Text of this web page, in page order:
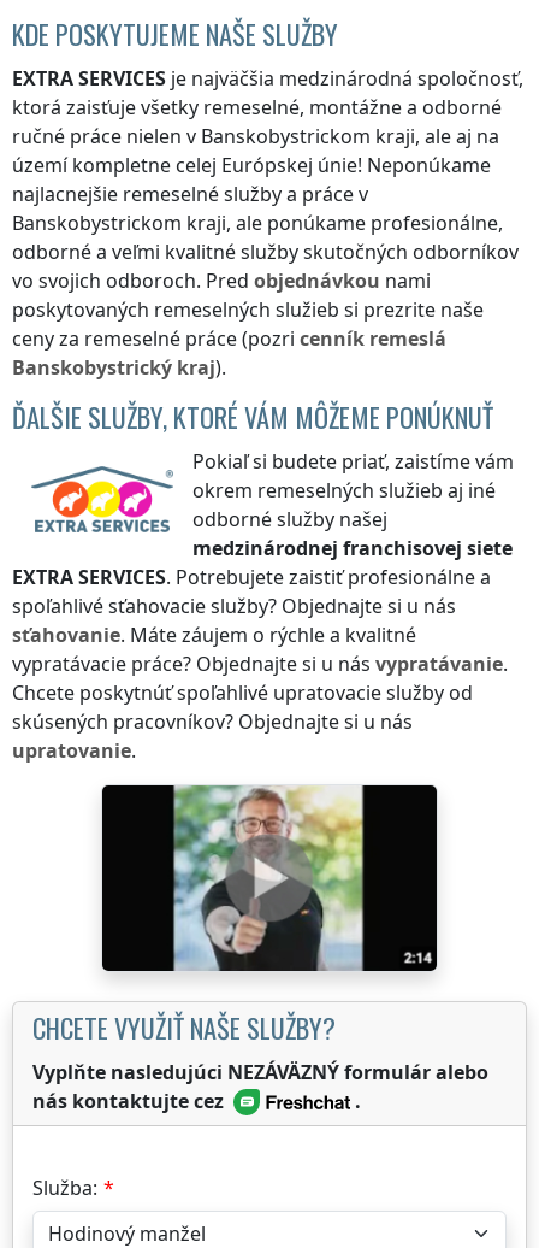
KDE POSKYTUJEME NAŠE SLUŽBY
EXTRA SERVICES je najväčšia medzinárodná spoločnosť,
ktorá zaisťuje všetky remeselné, montážne a odborné
ručné práce nielen v Banskobystrickom kraji, ale aj na
území kompletne celej Európskej únie! Neponúkame
najlacnejšie remeselné služby a prácev
Banskobystrickom kraji, ale ponúkame profesionálne,
odborné a veľmi kvalitné služby skutočných odborníkov
vo svojich odboroch. Pred objednávkou nami
poskytovaných remeselných služieb si prezrite naše
ceny za remeselné práce (pozri cenník remeslá
Banskobystrický kraj).
ĎALŠIE SLUŽBY, KTORÉ VÁM MÔŽEME PONÚKNUŤ
Pokiaľ si budete priať, zaistíme vám
okrem remeselných služieb aj iné
odborné služby našej
medzinárodnej franchisovej siete
EXTRA SERVICES. Potrebujete zaistiť profesionálne a
spoľahlivé sťahovacie služby? Objednajte si u nás
sťahovanie. Máte záujem o rýchle a kvalitné
vypratávacie práce? Objednajte si u nás vypratávanie.
Chcete poskytnúť spoľahlivé upratovacie služby od
skúsených pracovníkov? Objednajte si u nás
upratovanie.
CHCETE VYUŽIŤ NAŠE SLUŽBY?
Vyplňte nasledujúci NEZÁVÄZNÝ formulár alebo
nás kontaktujte cez
.
Služba: